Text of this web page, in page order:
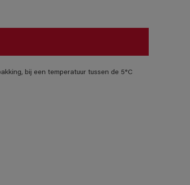
bij een temperatuur tussen de 5°C